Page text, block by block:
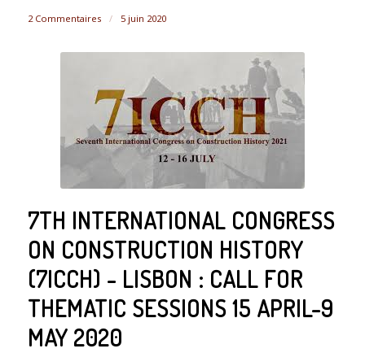
2 Commentaires / 5 juin 2020
7TH INTERNATIONAL CONGRESS
ON CONSTRUCTION HISTORY
(7ICCH) - LISBON : CALL FOR
THEMATIC SESSIONS 15 APRIL-9
MAY 2020